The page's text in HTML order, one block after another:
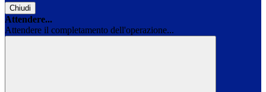
Chiudi
Attendere...
Attendere il completamento dell'operazione...